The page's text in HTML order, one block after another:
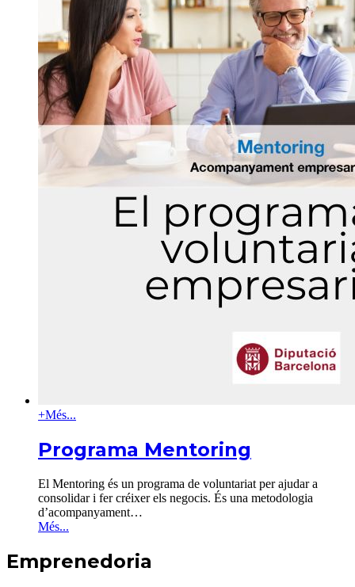
+Més...
Programa Mentoring
El Mentoring és un programa de voluntariat per ajudar a
consolidar i fer créixer els negocis. És una metodologia
d’acompanyament…
Més...
Emprenedoria